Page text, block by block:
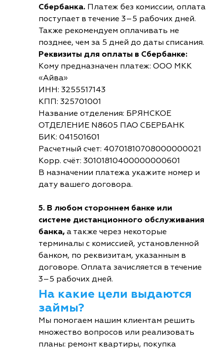
Сбербанка. Платеж без комиссии, оплата
поступает в течение 3–5 рабочих дней.
Также рекомендуем оплачивать не
позднее, чем за 5 дней до даты списания.
Реквизиты для оплаты в Сбербанке:
Кому предназначен платеж: ООО МКК
«Айва»
ИНН: 3255517143
КПП: 325701001
Название отделения: БРЯНСКОЕ
ОТДЕЛЕНИЕ N8605 ПАО СБЕРБАНК
БИК: 041501601
Расчетный счет: 40701810708000000021
Корр. счёт: 30101810400000000601
В назначении платежа укажите номер и
дату вашего договора.
5. В любом стороннем банке или
системе дистанционного обслуживания
банка, а также через некоторые
терминалы с комиссией, установленной
банком, по реквизитам, указанным в
договоре. Оплата зачисляется в течение
3–5 рабочих дней.
На какие цели выдаются
займы?
Мы помогаем нашим клиентам решить
множество вопросов или реализовать
планы: ремонт квартиры, покупка